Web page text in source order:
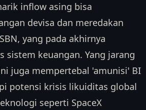
inflow asing bisa
devisa dan meredakan
yang pada akhirnya
sistem keuangan. Yang jarang
juga mempertebal 'amunisi' BI
potensi krisis likuiditas global
seperti SpaceX